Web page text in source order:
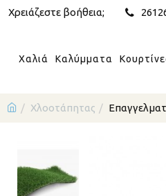
Χρειάζεστε βοήθεια;
Χαλιά Καλύμματα
Χλοοτάπητας